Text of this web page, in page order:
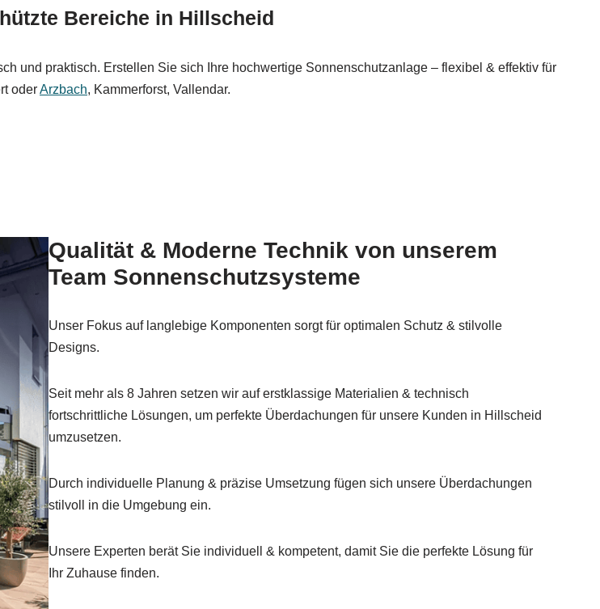
Bereiche in Hillscheid
und praktisch. Erstellen Sie sich Ihre hochwertige Sonnenschutzanlage – flexibel & effektiv für
oderArzbach, Kammerforst, Vallendar.
Qualität & Moderne Technik von unserem
Team Sonnenschutzsysteme
Unser Fokus auf langlebige Komponenten sorgt für optimalen Schutz & stilvolle
Designs.
Seit mehr als 8 Jahren setzen wir auf erstklassige Materialien & technisch
fortschrittliche Lösungen, um perfekte Überdachungen für unsere Kunden in Hillscheid
umzusetzen.
Durch individuelle Planung & präzise Umsetzung fügen sich unsere Überdachungen
stilvoll in die Umgebung ein.
Unsere Experten berät Sie individuell & kompetent, damit Sie die perfekte Lösung für
Ihr Zuhause finden.